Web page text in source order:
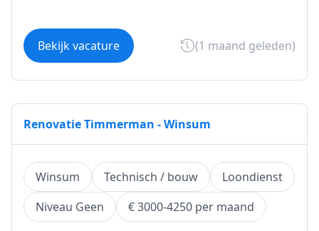
Bekijk vacature (1 maand geleden)
Renovatie Timmerman - Winsum
Winsum Technisch / bouw
Loondienst
Niveau Geen
€ 3000-4250 per maand